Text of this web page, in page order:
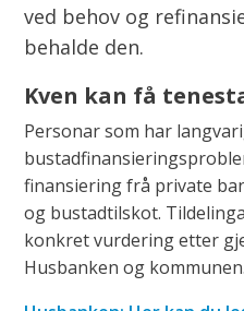
ved behov og
behalde den.
Kven kan få
Personar som har
finansiering frå private
og bustadtilskot.
konkret vurdering etter
Husbanken og kommunen.